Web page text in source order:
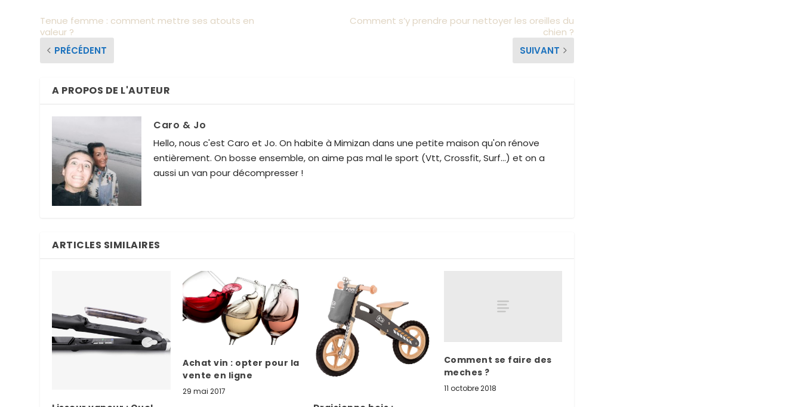
Tenue femme : comment mettre ses atouts en
valeur ?
PRÉCÉDENT
Comment s’y prendre pour nettoyer les oreilles du
chien ?
SUIVANT
A PROPOS DE L'AUTEUR
Caro & Jo
Hello, nous c'est Caro et Jo. On habite à Mimizan dans une petite maison qu'on rénove
entièrement. On bosse ensemble, on aime pas mal le sport (Vtt, Crossfit, Surf...) et on a
aussi un van pour décompresser !
ARTICLES SIMILAIRES
Achat vin : opter pour la
vente en ligne
29 mai 2017
Comment se faire des
meches ?
11 octobre 2018